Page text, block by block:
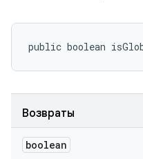
public boolean
Возвраты
boolean